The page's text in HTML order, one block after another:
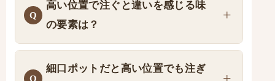
高い位置で注ぐと違いを感じる味
の要素は？
細口ポットだと高い位置でも注ぎ